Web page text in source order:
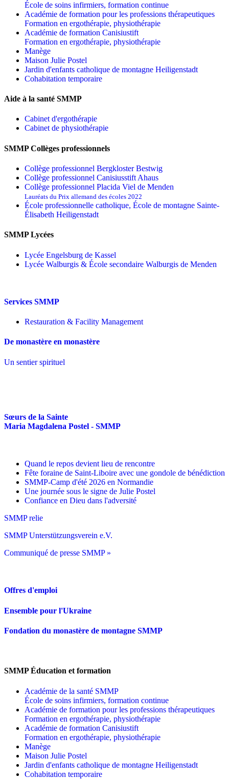
École de soins infirmiers, formation continue
Académie de formation pour les professions thérapeutiques
Formation en ergothérapie, physiothérapie
Académie de formation Canisiustift
Formation en ergothérapie, physiothérapie
Manège
Maison Julie Postel
Jardin d'enfants catholique de montagne Heiligenstadt
Cohabitation temporaire
Aide à la santé SMMP
Cabinet d'ergothérapie
Cabinet de physiothérapie
SMMP Collèges professionnels
Collège professionnel Bergkloster Bestwig
Collège professionnel Canisiusstift Ahaus
Collège professionnel Placida Viel de Menden
Lauréats du Prix allemand des écoles 2022
École professionnelle catholique, École de montagne Sainte-
Élisabeth Heiligenstadt
SMMP Lycées
Lycée Engelsburg de Kassel
Lycée Walburgis & École secondaire Walburgis de Menden
Services SMMP
Restauration & Facility Management
De monastère en monastère
Un sentier spirituel
Sœurs de la Sainte
Maria Magdalena Postel - SMMP
Quand le repos devient lieu de rencontre
Fête foraine de Saint-Liboire avec une gondole de bénédiction
SMMP-Camp d'été 2026 en Normandie
Une journée sous le signe de Julie Postel
Confiance en Dieu dans l'adversité
SMMP relie
SMMP Unterstützungsverein e.V.
Communiqué de presse SMMP »
Offres d'emploi
Ensemble pour l'Ukraine
Fondation du monastère de montagne SMMP
SMMP Éducation et formation
Académie de la santé SMMP
École de soins infirmiers, formation continue
Académie de formation pour les professions thérapeutiques
Formation en ergothérapie, physiothérapie
Académie de formation Canisiustift
Formation en ergothérapie, physiothérapie
Manège
Maison Julie Postel
Jardin d'enfants catholique de montagne Heiligenstadt
Cohabitation temporaire